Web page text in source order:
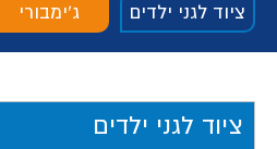
ציוד לגני ילדים ג'ימבורי
ציוד לגני ילדים